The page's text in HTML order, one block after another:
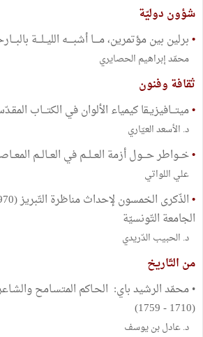
شؤون دوليّة
•برلين بين مؤتمرين، مــــا أشبــــه الليــلـــة
محمّد إبراهيم الحصايري
ثقافة وفنون
•ميتـــافيزيـقا كيمياء الألوان في الكتـــاب
د. الأسعد العيّاري
•خــواطر حـــول أزمة العــلــم في العــالــم
علي اللواتي
•
الجامعة التّونسيّة
د. الحبيب الدّريدي
من التّاريخ
• محمّد الرشيد باي: الحـاكم المتسـامح
(1710 - 1759)
د. عادل بن يوسف